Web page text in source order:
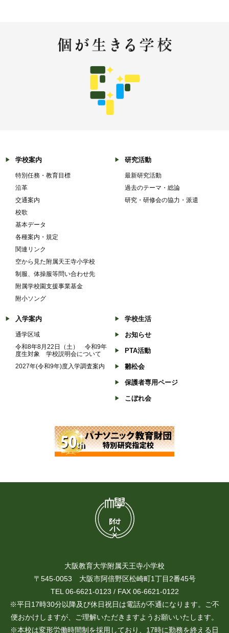
学校案内
特別任務・教育目標
沿革
交通案内
校歌
基本データ
各種案内・規定
関連リンク
空から見た附属天王寺小学校
制服、体操服等問い合わせ先
附属学校園支援事業基金
附小ソング
研究活動
最新研究活動
過去のテーマ・総論
研究・研修会の協力・派遣
入学案内
通学区域
令和8年8月22日（土） 令和9年
度生対象 学校説明会について
2027年(令和9年)度入学調査案内
学校生活
お知らせ
PTA活動
雛松会
保護者専用ページ
こぼれ会
大阪教育大学附属天王寺小学校
〒545-0053 大阪市阿倍野区松崎町1丁目2番45号
TEL 06-6621-0123 / FAX 06-6621-0122
※平日17時30分以降及び休日祝日は電話が不通になります。ご不
便おかけしますが、ご理解いただきますようお願いいたします。
※本校は変形労働時間制を採用しており、17時に勤務を終える日